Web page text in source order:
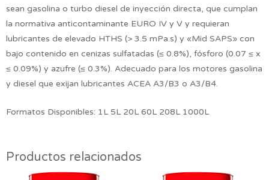
sean gasolina o turbo diesel de inyección directa, que cumplan
la normativa anticontaminante EURO IV y V y requieran
lubricantes de elevado HTHS (> 3.5 mPa.s) y «Mid SAPS» con
bajo contenido en cenizas sulfatadas (≤ 0.8%), fósforo (0.07 ≤ x
≤ 0.09%) y azufre (≤ 0.3%). Adecuado para los motores gasolina
y diesel que exijan lubricantes ACEA A3/B3 o A3/B4.
Formatos Disponibles: 1L 5L 20L 60L 208L 1000L
Productos relacionados